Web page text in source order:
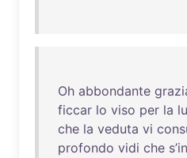
Oh abbondante
ficcar lo viso per la
che la veduta vi
profondo vidi che